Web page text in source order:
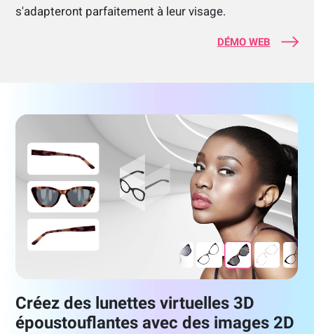
s'adapteront parfaitement à leur visage.
DÉMO WEB
Créez des lunettes virtuelles 3D
époustouflantes avec des images 2D